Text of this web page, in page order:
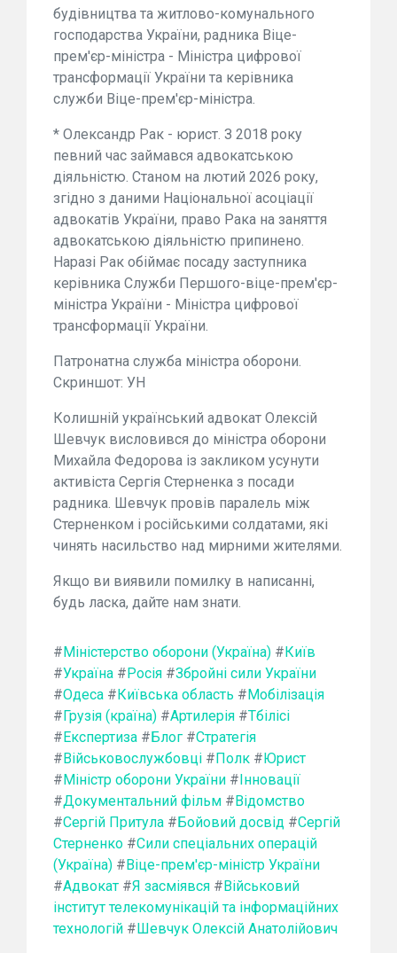
будівництва та житлово-комунального
господарства України, радника Віце-
прем'єр-міністра - Міністра цифрової
трансформації України та керівника
служби Віце-прем'єр-міністра.
* Олександр Рак - юрист. З 2018 року
певний час займався адвокатською
діяльністю. Станом на лютий 2026 року,
згідно з даними Національної асоціації
адвокатів України, право Рака на заняття
адвокатською діяльністю припинено.
Наразі Рак обіймає посаду заступника
керівника Служби Першого-віце-прем'єр-
міністра України - Міністра цифрової
трансформації України.
Патронатна служба міністра оборони.
Скриншот: УН
Колишній український адвокат Олексій
Шевчук висловився до міністра оборони
Михайла Федорова із закликом усунути
активіста Сергія Стерненка з посади
радника. Шевчук провів паралель між
Стерненком і російськими солдатами, які
чинять насильство над мирними жителями.
Якщо ви виявили помилку в написанні,
будь ласка, дайте нам знати.
#Міністерство оборони (Україна) #Київ
#Україна #Росія #Збройні сили України
#Одеса #Київська область #Мобілізація
#Грузія (країна) #Артилерія #Тбілісі
#Експертиза #Блог #Стратегія
#Військовослужбовці #Полк #Юрист
#Міністр оборони України #Інновації
#Документальний фільм #Відомство
#Сергій Притула #Бойовий досвід #Сергій
Стерненко #Сили спеціальних операцій
(Україна) #Віце-прем'єр-міністр України
#Адвокат #Я засміявся #Військовий
інститут телекомунікацій та інформаційних
технологій #Шевчук Олексій Анатолійович